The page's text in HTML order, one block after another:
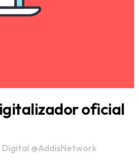
oficial
Digital @AddisNetwork